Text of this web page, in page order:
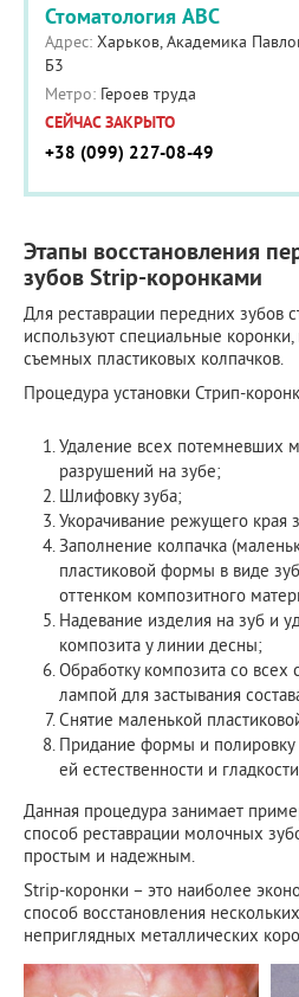
Стоматология ABC
Адрес: Харьков, Академика
Б3
Метро: Героев труда
СЕЙЧАС ЗАКРЫТО
+38 (099) 227-08-49
Этапы восстановления
зубов Strip-коронками
Для реставрации передних зубов
используют специальные
съемных пластиковых колпачков.
Процедура установки Стрип-
Удаление всех потемневших
разрушений на зубе;
Шлифовку зуба;
Укорачивание режущего края
Заполнение колпачка
пластиковой формы в виде
оттенком композитного
Надевание изделия на зуб и
композита у линии десны;
Обработку композита со всех
лампой для застывания
Снятие маленькой
Придание формы и полировку
ей естественности и гладкости.
Данная процедура занимает
способ реставрации молочных
простым и надежным.
Strip-коронки – это наиболее
способ восстановления
неприглядных металлических